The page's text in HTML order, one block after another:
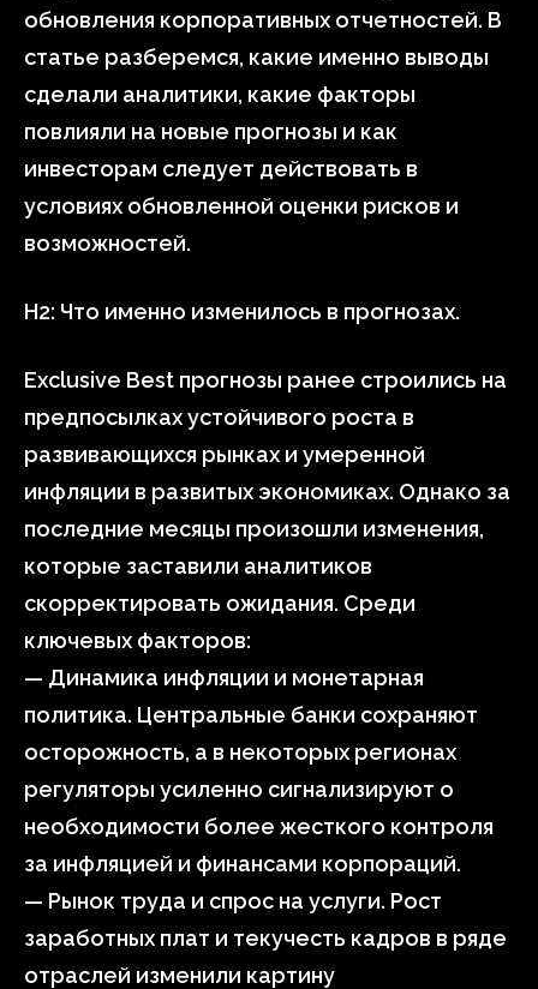
обновления корпоративных отчетностей. В
статье разберемся, какие именно выводы
сделали аналитики, какие факторы
повлияли на новые прогнозы и как
инвесторам следует действовать в
условиях обновленной оценки рисков и
возможностей.
H2: Что именно изменилось в прогнозах.
Exclusive Best прогнозы ранее строились на
предпосылках устойчивого роста в
развивающихся рынках и умеренной
инфляции в развитых экономиках. Однако за
последние месяцы произошли изменения,
которые заставили аналитиков
скорректировать ожидания. Среди
ключевых факторов:
— Динамика инфляции и монетарная
политика. Центральные банки сохраняют
осторожность, а в некоторых регионах
регуляторы усиленно сигнализируют о
необходимости более жесткого контроля
за инфляцией и финансами корпораций.
— Рынок труда и спрос на услуги. Рост
заработных плат и текучесть кадров в ряде
отраслей изменили картину